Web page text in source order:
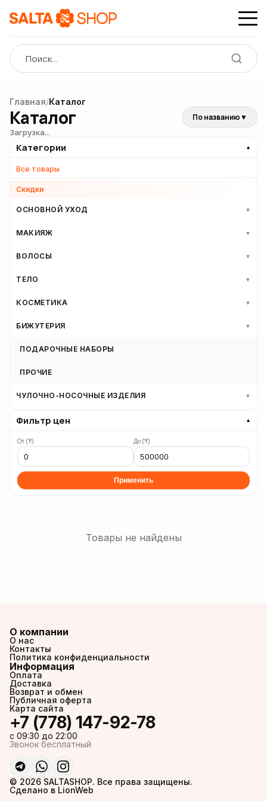
Главная/Каталог
Каталог По названию▼
Загрузка...
Категории ▼
Все товары
Скидки
ОСНОВНОЙ УХОД ▼
МАКИЯЖ ▼
ВОЛОСЫ ▼
ТЕЛО ▼
КОСМЕТИКА ▼
БИЖУТЕРИЯ ▼
ПОДАРОЧНЫЕ НАБОРЫ
ПРОЧИЕ
ЧУЛОЧНО-НОСОЧНЫЕ ИЗДЕЛИЯ ▼
Фильтр цен ▼
От (₸) До (₸)
Применить
Товары не найдены
О компании
О нас
Контакты
Политика конфиденциальности
Информация
Оплата
Доставка
Возврат и обмен
Публичная оферта
Карта сайта
+7 (778) 147-92-78
c 09:30 до 22:00
Звонок бесплатный
© 2026 SALTASHOP. Все права защищены.
Сделано в LionWeb